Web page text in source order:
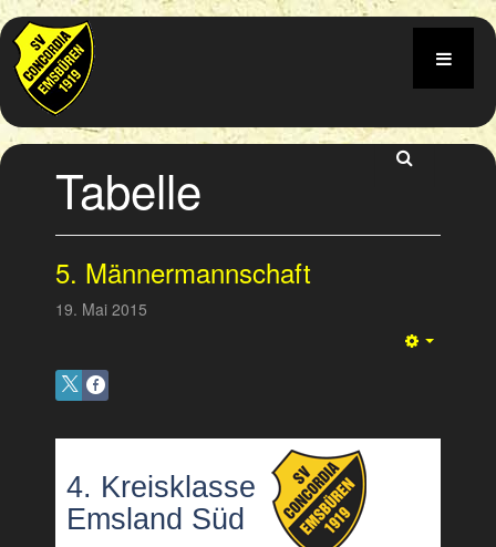
Tabelle
5. Männermannschaft
19. Mai 2015
4. Kreisklasse
Emsland Süd